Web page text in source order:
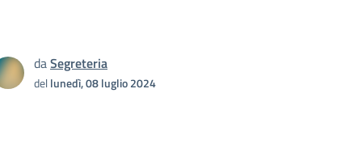
daSegreteria
dellunedì, 08 luglio 2024